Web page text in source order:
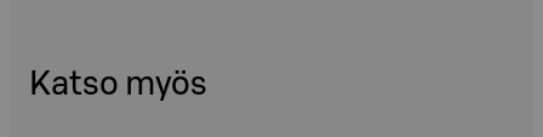
Katso myös